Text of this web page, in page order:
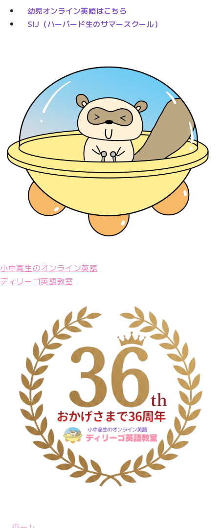
幼児オンライン英語はこちら
SIJ（ハーバード生のサマースクール）
小中高生のオンライン英語
ディリーゴ英語教室